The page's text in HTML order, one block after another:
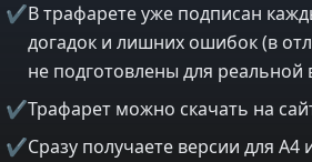
✔В трафарете уже подписан
догадок и лишних ошибок (в
не подготовлены для реальной
✔Трафарет можно скачать на
✔Сразу получаете версии для